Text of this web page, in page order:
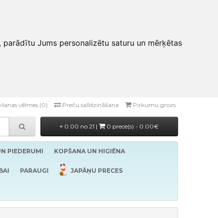
Jums personalizētu saturu un mērķētas
vēlmes (0) Preču salīdzināšana Pirkumu grozs
0.00 no 21 | 0 prece(s) - 0.00€
PIEDERUMI KOPŠANA UN HIGIĒNA
PARAUGI JAPĀŅU PRECES